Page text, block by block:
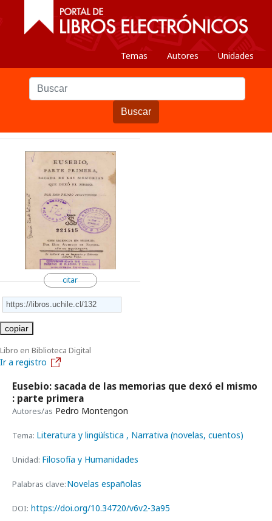
Temas Autores Unidades
Buscar
citar
copiar
Libro en Biblioteca Digital
Ir a registro
Eusebio: sacada de las memorias que dexó el mismo
: parte primera
Autores/as Pedro Montengon
Tema: Literatura y lingüística , Narrativa (novelas, cuentos)
Unidad: Filosofía y Humanidades
Palabras clave:Novelas españolas
DOI: https://doi.org/10.34720/v6v2-3a95